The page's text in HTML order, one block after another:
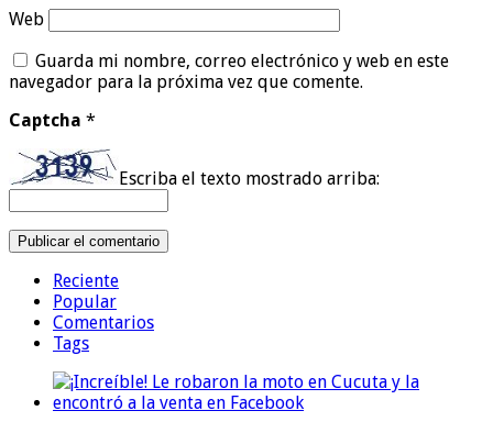
Web
Guarda mi nombre, correo electrónico y web en este
navegador para la próxima vez que comente.
Captcha *
Escriba el texto mostrado arriba:
Reciente
Popular
Comentarios
Tags